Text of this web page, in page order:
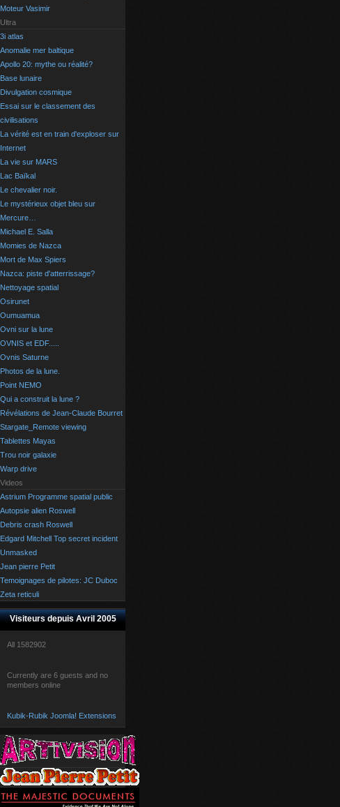
Moteur Vasimir
Ultra
3i atlas
Anomalie mer baltique
Apollo 20: mythe ou réalité?
Base lunaire
Divulgation cosmique
Essai sur le classement des
civilisations
La vérité est en train d'exploser sur
Internet
La vie sur MARS
Lac Baïkal
Le chevalier noir.
Le mystérieux objet bleu sur
Mercure…
Michael E. Salla
Momies de Nazca
Mort de Max Spiers
Nazca: piste d'atterrissage?
Nettoyage spatial
Osirunet
Oumuamua
Ovni sur la lune
OVNIS et EDF.....
Ovnis Saturne
Photos de la lune.
Point NEMO
Qui a construit la lune ?
Révélations de Jean-Claude Bourret
Stargate_Remote viewing
Tablettes Mayas
Trou noir galaxie
Warp drive
Videos
Astrium Programme spatial public
Autopsie alien Roswell
Debris crash Roswell
Edgard Mitchell Top secret incident
Unmasked
Jean pierre Petit
Temoignages de pilotes: JC Duboc
Zeta reticuli
Visiteurs depuis Avril 2005
All 1582902
Currently are 6 guests and no
members online
Kubik-Rubik Joomla! Extensions